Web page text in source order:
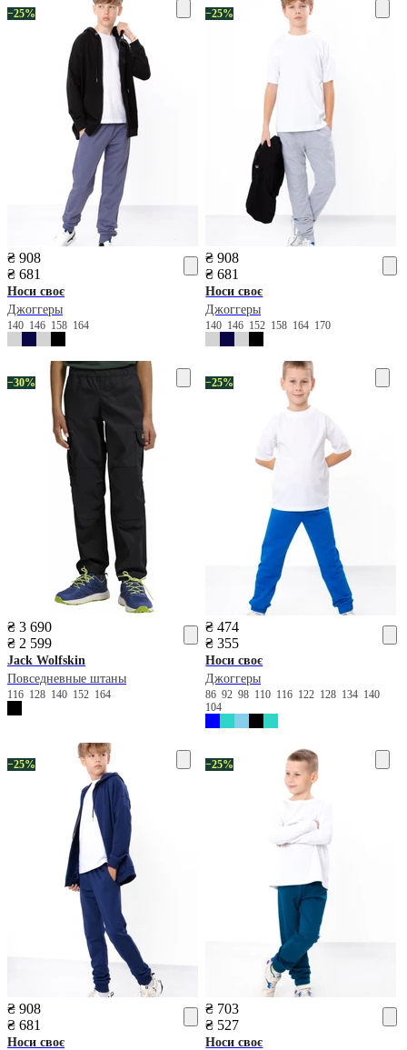
−25%
₴ 908
₴ 681
Носи своє
Джоггеры
140 146 158 164
−25%
₴ 908
₴ 681
Носи своє
Джоггеры
140 146 152 158 164 170
−30%
₴ 3 690
₴ 2 599
Jack Wolfskin
Повседневные штаны
116 128 140 152 164
−25%
₴ 474
₴ 355
Носи своє
Джоггеры
869298 110 116 122 128 134 140
104
−25%
₴ 908
₴ 681
Носи своє
−25%
₴ 703
₴ 527
Носи своє